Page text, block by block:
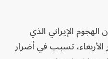
الإيراني الذي
تسبب في أضرار